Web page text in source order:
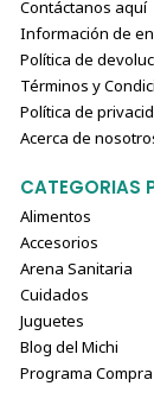
Contáctanos aquí
Información de
Política de
Términos y
Política de
Acerca de
CATEGORIAS
Alimentos
Accesorios
Arena Sanitaria
Cuidados
Juguetes
Blog del Michi
Programa